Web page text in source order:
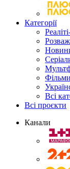
Категорії
Фільми
Всі
Всі проєкти
Канали